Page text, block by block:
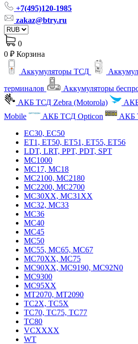
+7(495)120-1985
zakaz@btry.ru
0
0 ₽ Корзина
Аккумуляторы ТСД
терминалов
Аккумуляторы
АКБ ТСД Zebra (Motorola)
Mobile
АКБ ТСД Opticon АКБ
EC30, EC50
ET1, ET50, ET51, ET55, ET56
LDT, LRT, PPT, PDT, SPT
MC1000
MC17, MC18
MC2100, MC2180
MC2200, MC2700
MC30XX, MC31XX
MC32, MC33
MC36
MC40
MC45
MC50
MC55, MC65, MC67
MC70XX, MC75
MC90XX, MC9190, MC92N0
MC9300
MC95XX
MT2070, MT2090
TC2X, TC5X
TC70, TC75, TC77
TC80
VCXXXX
WT